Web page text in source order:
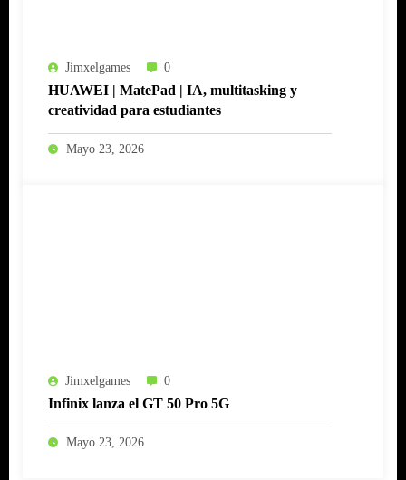
Jimxelgames 0
HUAWEI | MatePad | IA, multitasking y
creatividad para estudiantes
Mayo 23, 2026
Jimxelgames 0
Infinix lanza el GT 50 Pro 5G
Mayo 23, 2026